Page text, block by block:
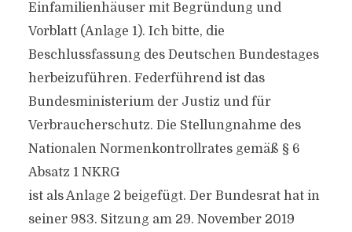
Einfamilienhäuser mit Begründung und
Vorblatt (Anlage 1). Ich bitte, die
Beschlussfassung des Deutschen Bundestages
herbeizuführen. Federführend ist das
Bundesministerium der Justiz und für
Verbraucherschutz. Die Stellungnahme des
Nationalen Normenkontrollrates gemäß § 6
Absatz 1 NKRG
ist als Anlage 2 beigefügt. Der Bundesrat hat in
seiner 983. Sitzung am 29. November 2019